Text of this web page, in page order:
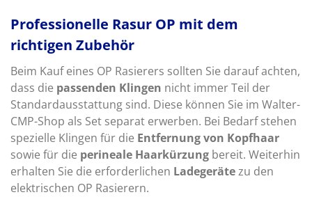
Professionelle Rasur OP mit dem
richtigen Zubehör
Beim Kauf eines OP Rasierers sollten Sie darauf achten,
dass die passenden Klingen nicht immer Teil der
Standardausstattung sind. Diese können Sie im Walter-
CMP-Shop als Set separat erwerben. Bei Bedarf stehen
spezielle Klingen für die Entfernung von Kopfhaar
sowie für die perineale Haarkürzung bereit. Weiterhin
erhalten Sie die erforderlichen Ladegerätezu den
elektrischen OP Rasierern.